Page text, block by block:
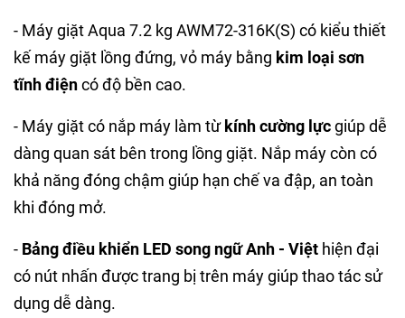
- Máy giặt Aqua 7.2 kg AWM72-316K(S) có kiểu thiết
kế máy giặt lồng đứng, vỏ máy bằng kim loại sơn
tĩnh điệncó độ bền cao.
- Máy giặt có nắp máy làm từ kính cường lựcgiúp dễ
dàng quan sát bên trong lồng giặt. Nắp máy còn có
khả năng đóng chậm giúp hạn chế va đập, an toàn
khi đóng mở.
- Bảng điều khiển LED song ngữ Anh - Việt hiện đại
có nút nhấn được trang bị trên máy giúp thao tác sử
dụng dễ dàng.